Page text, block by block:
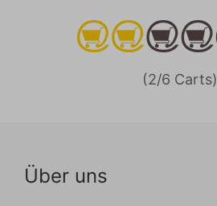
(2/6 Carts)
Über uns